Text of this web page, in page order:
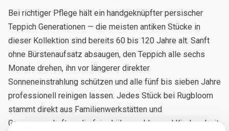
Bei richtiger Pflege hält ein handgeknüpfter persischer
Teppich Generationen — die meisten antiken Stücke in
dieser Kollektion sind bereits 60 bis 120 Jahre alt. Sanft
ohne Bürstenaufsatz absaugen, den Teppich alle sechs
Monate drehen, ihn vor längerer direkter
Sonneneinstrahlung schützen und alle fünf bis sieben Jahre
professionell reinigen lassen. Jedes Stück bei Rugbloom
stammt direkt aus Familienwerkstätten und
Genossenschaften, die faire Löhne zahlen und Kinderarbeit